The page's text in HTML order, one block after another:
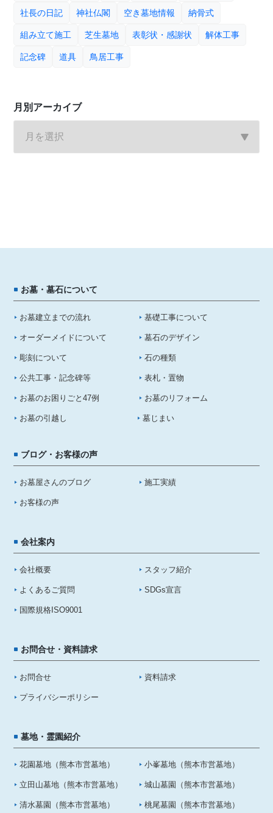
社長の日記 神社仏閣 空き墓地情報 納骨式
組み立て施工 芝生墓地 表彰状・感謝状 解体工事
記念碑 道具 鳥居工事
月別アーカイブ
お墓・墓石について
お墓建立までの流れ 基礎工事について
オーダーメイドについて 墓石のデザイン
彫刻について 石の種類
公共工事・記念碑等 表札・置物
お墓のお困りごと47例 お墓のリフォーム
お墓の引越し 墓じまい
ブログ・お客様の声
お墓屋さんのブログ 施工実績
お客様の声
会社案内
会社概要 スタッフ紹介
よくあるご質問 SDGs宣言
国際規格ISO9001
お問合せ・資料請求
お問合せ 資料請求
プライバシーポリシー
墓地・霊園紹介
花園墓地（熊本市営墓地） 小峯墓地（熊本市営墓地）
立田山墓地（熊本市営墓地） 城山墓園（熊本市営墓地）
清水墓園（熊本市営墓地） 桃尾墓園（熊本市営墓地）